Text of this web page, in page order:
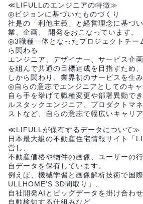
≪LIFULLのエンジニアの特徴≫
◎ビジョンに基づいたものづくり
社是の「利他主義」と経営理念に基づ
業、企画、 開発をおこなっています。
◎3職種一体となったプロジェクトチー
ら関わる
エンジニア、デザイナー、サービス企
を組んで共通の目標達成を目指すため
しから関わり、業界初のサービスを生み
◎自らの意志でエンジニアとしてのキ
自ら手を挙げて職種変更や部署異動で
ルスタックエンジニア、プロダクトマ
ストなど、自らの意志で幅広いキャリ
≪LIFULLが保有するデータについて≫
日本最大級の不動産住宅情報サイト「
営し、
不動産価格や物件の画像、ユーザーの
自データを保有しています。
例えば、機械学習と画像解析技術で国
ULLHOME'S 3D間取り」、
自社開発AIとビッグデータを掛け合わ
自動検知する仕組みなど、